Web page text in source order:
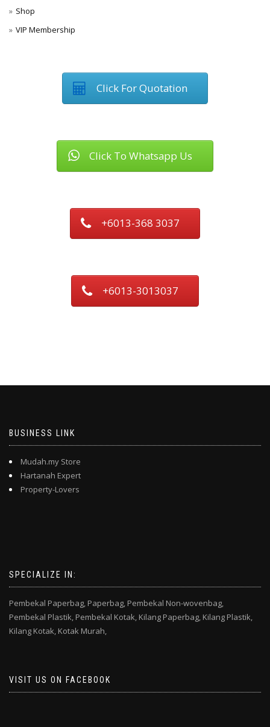
Shop
VIP Membership
Click For Quotation
Click To Whatsapp Us
+6013-368 3037
+6013-3013037
BUSINESS LINK
Mudah.my Store
Hartanah Expert
Property-Lovers
SPECIALIZE IN:
Pembekal Paperbag, Paperbag, Pembekal Non-wovenbag,
Pembekal Plastik, Pembekal Kotak, Kilang Paperbag, Kilang Plastik,
Kilang Kotak, Kotak Murah,
VISIT US ON FACEBOOK